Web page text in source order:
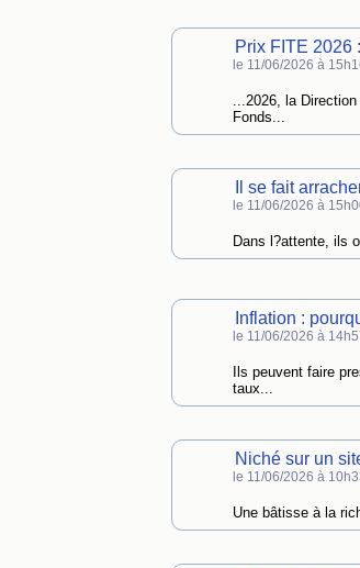
Prix FITE 2026
le 11/06/2026 à
...2026, la
Fonds...
Il se fait
le 11/06/2026 à
Dans l?attente, ils
Inflation :
le 11/06/2026 à
Ils peuvent faire
taux...
Niché sur un
le 11/06/2026 à
Une bâtisse à la